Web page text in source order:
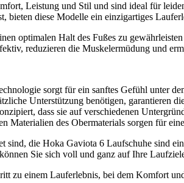
Leistung und Stil und sind ideal für
bieten diese Modelle ein einzigartiges
optimalen Halt des Fußes zu
reduzieren die Muskelermüdung und
sorgt für ein sanftes Gefühl unter
Unterstützung benötigen, garantieren
dass sie auf verschiedenen
Materialien des Obermaterials sorgen für
sind, die Hoka Gaviota 6 Laufschuhe sind
Sie sich voll und ganz auf Ihre
zu einem Lauferlebnis, bei dem Komfort